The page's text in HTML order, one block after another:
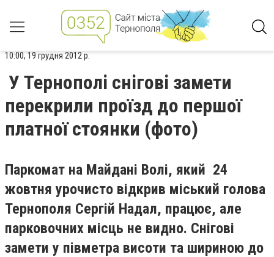
10:00, 19 грудня 2012 р.
У Тернополі снігові замети
перекрили проїзд до першої
платної стоянки (фото)
Паркомат на Майдані Волі, який 24
жовтня урочисто відкрив міський голова
Тернополя Сергій Надал, працює, але
парковочних місць не видно. Снігові
замети у півметра висоти та шириною до